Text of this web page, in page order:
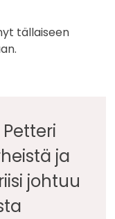
tällaiseen
ja
johtuu